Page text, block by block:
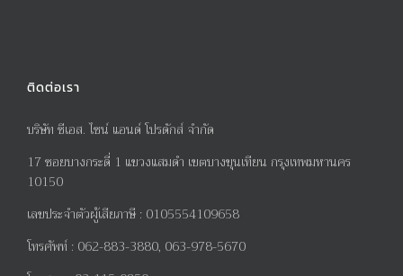
ติดต่อเรา
บริษัท ซีเอส. ไซน์ แอนด์ โปรดักส์ จำกัด
17ซอยบางกระดี่ 1 แขวงแสมดำ เขตบางขุนเทียน กรุงเทพมหานคร
10150
เลขประจำตัวผู้เสียภาษี : 0105554109658
โทรศัพท์ : 062-883-3880, 063-978-5670